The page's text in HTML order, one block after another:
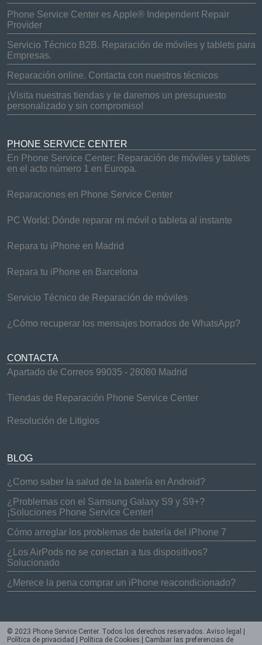
Phone Service Center es Apple® Independent Repair
Provider
Servicio Técnico B2B. Reparación de móviles y tablets para
Empresas.
Reparación online. Contacta con nuestros técnicos
¡Visita nuestras tiendas y te daremos un presupuesto
personalizado y sin compromiso!
PHONE SERVICE CENTER
En Phone Service Center: Reparación de móviles y tablets
en el acto número 1 en Europa.
Reparaciones en Phone Service Center
PC World: Dónde reparar mi móvil o tableta al instante
Repara tu iPhone en Madrid
Repara tu iPhone en Barcelona
Servicio Técnico de Reparación de móviles
¿Cómo recuperar los mensajes borrados de WhatsApp?
CONTACTA
Apartado de Correos 99035 - 28080 Madrid
Tiendas de Reparación Phone Service Center
Resolución de Litigios
BLOG
¿Como saber la salud de la batería en Android?
¿Problemas con el Samsung Galaxy S9 y S9+?
¡Soluciones Phone Service Center!
Cómo arreglar los problemas de batería del iPhone 7
¿Los AirPods no se conectan a tus dispositivos?
Solucionado
¿Merece la pena comprar un iPhone reacondicionado?
© 2023 Phone Service Center. Todos los derechos reservados. Aviso legal
Política de privacidad
Política de Cookies
Cambiar las preferencias de